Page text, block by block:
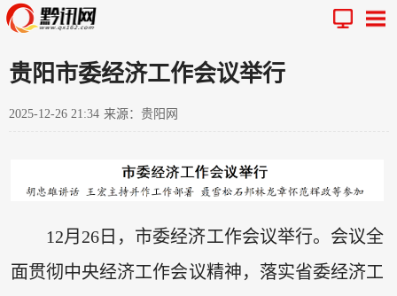
贵阳市委经济工作会议举行
2025-12-26 21:34 来源：贵阳网
12月26日，市委经济工作会议举行。会议全
面贯彻中央经济工作会议精神，落实省委经济工